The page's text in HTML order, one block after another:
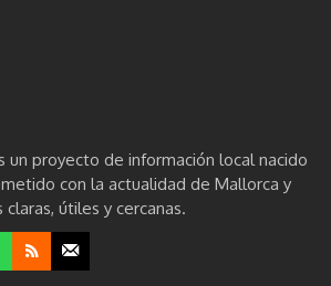
un proyecto de información local nacido
con la actualidad de Mallorca y
útiles y cercanas.